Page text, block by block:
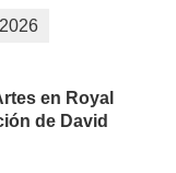
en Royal
de David